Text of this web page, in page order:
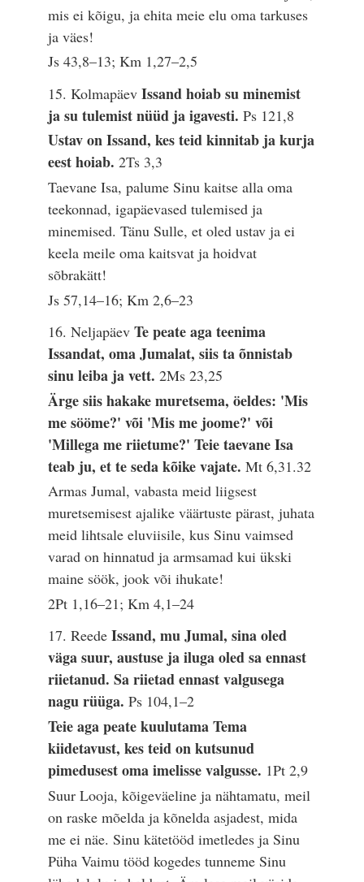
mis ei kõigu, ja ehita meie elu oma tarkuses
ja väes!
Js 43,8–13; Km 1,27–2,5
15. KolmapäevIssand hoiab su minemist
ja su tulemist nüüd ja igavesti.Ps 121,8
Ustav on Issand, kes teid kinnitab ja kurja
eest hoiab.2Ts 3,3
Taevane Isa, palume Sinu kaitse alla oma
teekonnad, igapäevased tulemised ja
minemised. Tänu Sulle, et oled ustav ja ei
keela meile oma kaitsvat ja hoidvat
sõbrakätt!
Js 57,14–16; Km 2,6–23
16. NeljapäevTe peate aga teenima
Issandat, oma Jumalat, siis ta õnnistab
sinu leiba ja vett.2Ms 23,25
Ärge siis hakake muretsema, öeldes: 'Mis
me sööme?' või 'Mis me joome?' või
'Millega me riietume?' Teie taevane Isa
teab ju, et te seda kõike vajate.Mt 6,31.32
Armas Jumal, vabasta meid liigsest
muretsemisest ajalike väärtuste pärast, juhata
meid lihtsale eluviisile, kus Sinu vaimsed
varad on hinnatud ja armsamad kui ükski
maine söök, jook või ihukate!
2Pt 1,16–21; Km 4,1–24
17. ReedeIssand, mu Jumal, sina oled
väga suur, austuse ja iluga oled sa ennast
riietanud. Sa riietad ennast valgusega
nagu rüüga.Ps 104,1–2
Teie aga peate kuulutama Tema
kiidetavust, kes teid on kutsunud
pimedusest oma imelisse valgusse. 1Pt 2,9
Suur Looja, kõigeväeline ja nähtamatu, meil
on raske mõelda ja kõnelda asjadest, mida
me ei näe. Sinu kätetööd imetledes ja Sinu
Püha Vaimu tööd kogedes tunneme Sinu